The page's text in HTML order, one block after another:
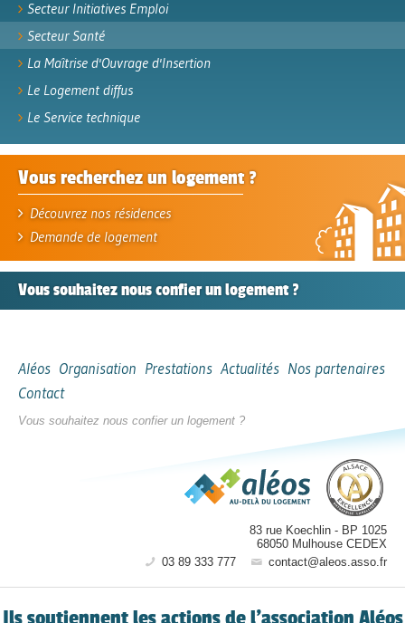
Secteur Initiatives Emploi
Secteur Santé
La Maîtrise d'Ouvrage d'Insertion
Le Logement diffus
Le Service technique
Vous recherchez un logement ?
Découvrez nos résidences
Demande de logement
Vous souhaitez nous confierun logement ?
Aléos Organisation Prestations Actualités Nos partenaires
Contact
Vous souhaitez nous confier un logement ?
83 rue Koechlin - BP 1025
68050 Mulhouse CEDEX
03 89 333 777
contact@aleos.asso.fr
Ils soutiennent les actions de l’association Aléos